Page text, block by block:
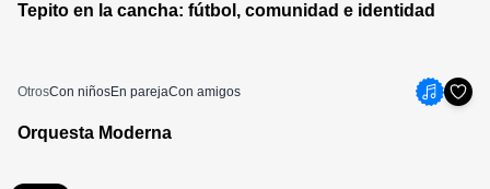
Tepito en la cancha: fútbol, comunidad e identidad
OtrosCon niñosEn parejaCon amigos
Orquesta Moderna